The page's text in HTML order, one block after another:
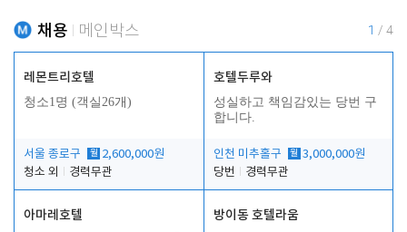
채용 메인박스 1 / 4
레몬트리호텔
청소1명 (객실26개)
서울 종로구 월 2,600,000원
청소 외
경력무관
호텔두루와
성실하고 책임감있는 당번 구
합니다.
인천 미추홀구 월 3,000,000원
당번
경력무관
아마레호텔 방이동 호텔라움